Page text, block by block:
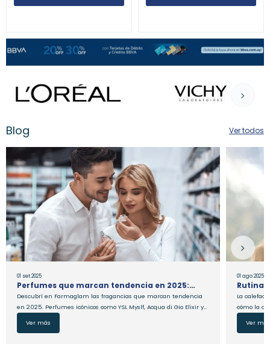
Blog Ver todos
01 set2025
Perfumes que marcan tendencia en 2025:
Elegí tu fragancia ideal en Farmaglam
Descubrí en Farmaglam las fragancias que marcan tendencia
en 2025. Perfumes icónicos como YSL Myslf, Acqua di Gio Elixir y
Ver más
01 ago2025
Rutina
en los
La
cómo la
Ver más